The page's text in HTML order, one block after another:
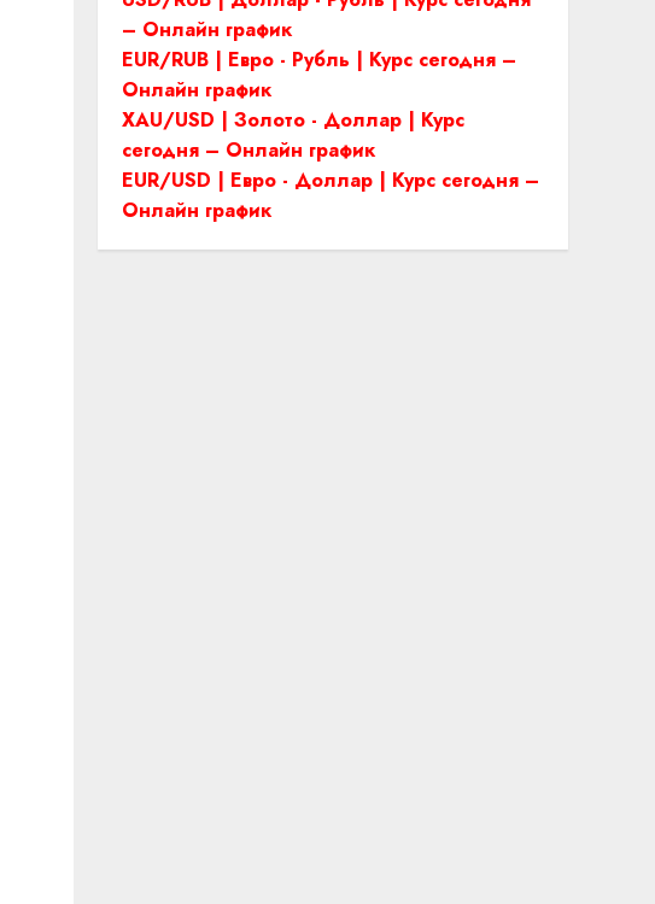
– Онлайн график
EUR/RUB | Евро - Рубль | Курс сегодня –
Онлайн график
XAU/USD | Золото - Доллар | Курс
сегодня – Онлайн график
EUR/USD | Евро - Доллар | Курс сегодня –
Онлайн график